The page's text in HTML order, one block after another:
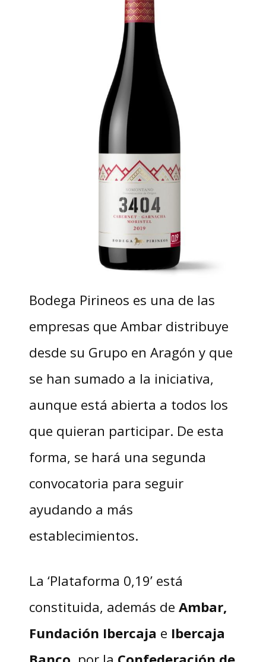
Bodega Pirineos es una de las
empresas que Ambar distribuye
desde su Grupo en Aragón y que
se han sumado a la iniciativa,
aunque está abierta a todos los
que quieran participar. De esta
forma, se hará una segunda
convocatoria para seguir
ayudando a más
establecimientos.
La ‘Plataforma 0,19’ está
constituida, además de Ambar,
Fundación Ibercaja e Ibercaja